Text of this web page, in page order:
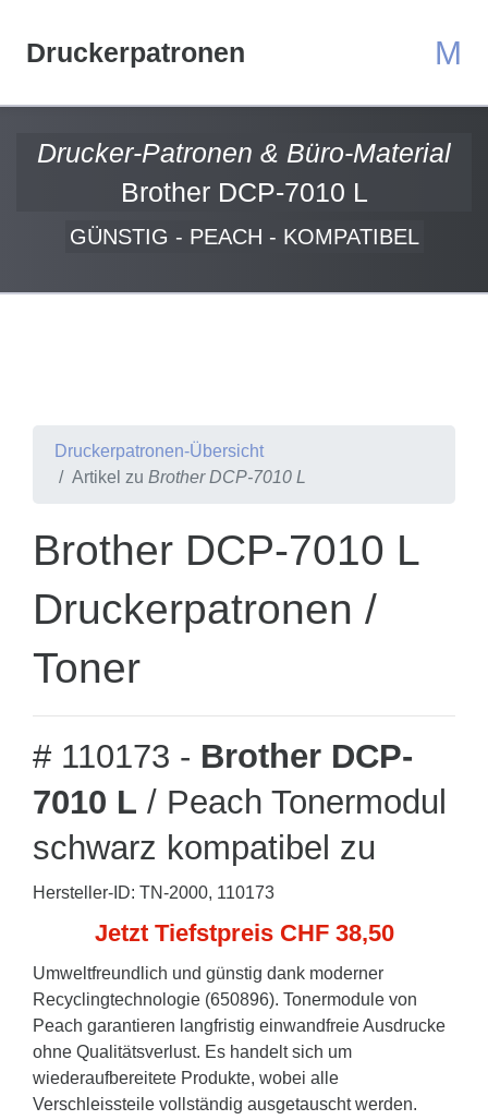
Druckerpatronen M
Drucker-Patronen & Büro-Material
Brother DCP-7010 L
GÜNSTIG - PEACH - KOMPATIBEL
Druckerpatronen-Übersicht
Artikel zu Brother DCP-7010 L
Brother DCP-7010 L
Druckerpatronen /
Toner
# 110173 - Brother DCP-
7010 L / Peach Tonermodul
schwarz kompatibel zu
Hersteller-ID: TN-2000, 110173
Jetzt Tiefstpreis CHF 38,50
Umweltfreundlich und günstig dank moderner
Recyclingtechnologie (650896). Tonermodule von
Peach garantieren langfristig einwandfreie Ausdrucke
ohne Qualitätsverlust. Es handelt sich um
wiederaufbereitete Produkte, wobei alle
Verschleissteile vollständig ausgetauscht werden.